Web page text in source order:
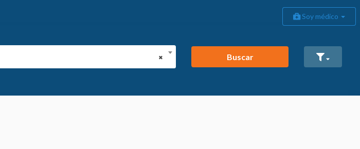
Soy médico
×
Buscar